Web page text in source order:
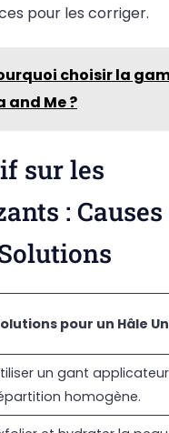
pour les corriger.
choisir la
and Me ?
sur les
: Causes
pour un Hâle
un gant
homogène.